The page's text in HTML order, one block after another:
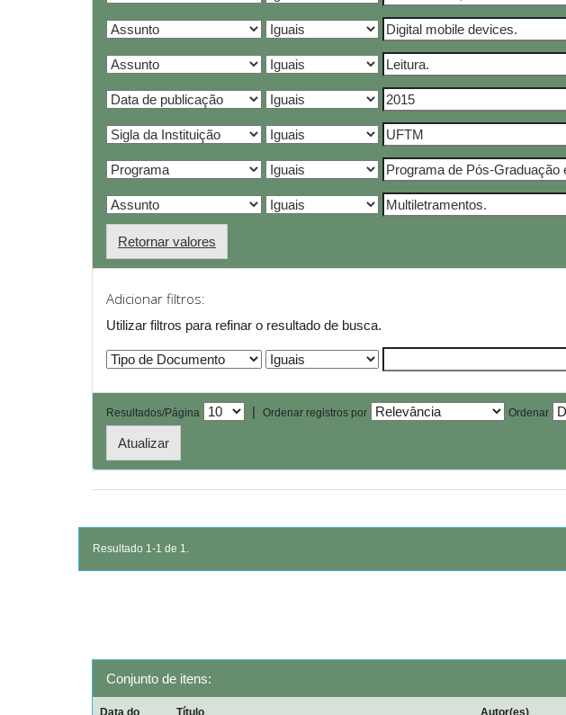
Retornar valores
Adicionar filtros:
Utilizar filtros para refinar o resultado de busca.
Resultados/Página | Ordenar registros por Ordenar
Resultado 1-1 de 1.
Conjunto de itens:
Data do Título Autor(es)